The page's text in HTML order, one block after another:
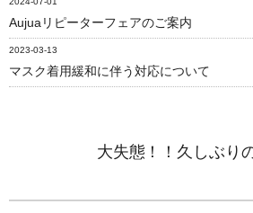
Aujuaリピーターフェアのご案内
2023-03-13
マスク着用緩和に伴う対応について
大失態！！久しぶり